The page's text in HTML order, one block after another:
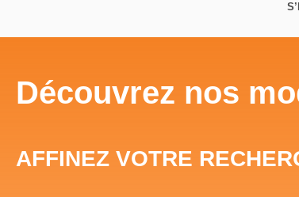
Découvrez nos
AFFINEZ VOTRE